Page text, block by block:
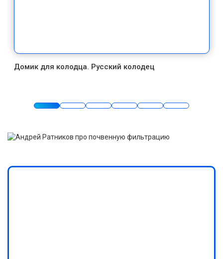
Домик для колодца. Русский колодец